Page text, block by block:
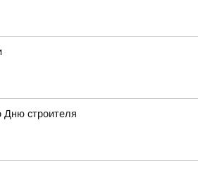
Дню строителя